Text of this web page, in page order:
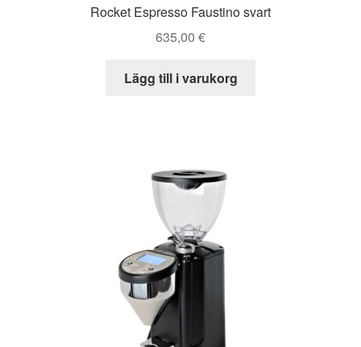
Rocket Espresso Faustino svart
635,00 €
Lägg till i varukorg